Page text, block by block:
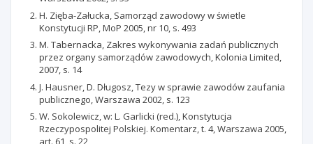
H. Zięba-Załucka, Samorząd zawodowy w świetle
Konstytucji RP, MoP 2005, nr 10, s. 493
M. Tabernacka, Zakres wykonywania zadań publicznych
przez organy samorządów zawodowych, Kolonia Limited,
2007, s. 14
J. Hausner, D. Długosz, Tezy w sprawie zawodów zaufania
publicznego, Warszawa 2002, s. 123
W. Sokolewicz, w: L. Garlicki (red.), Konstytucja
Rzeczypospolitej Polskiej. Komentarz, t. 4, Warszawa 2005,
art. 61, s. 22